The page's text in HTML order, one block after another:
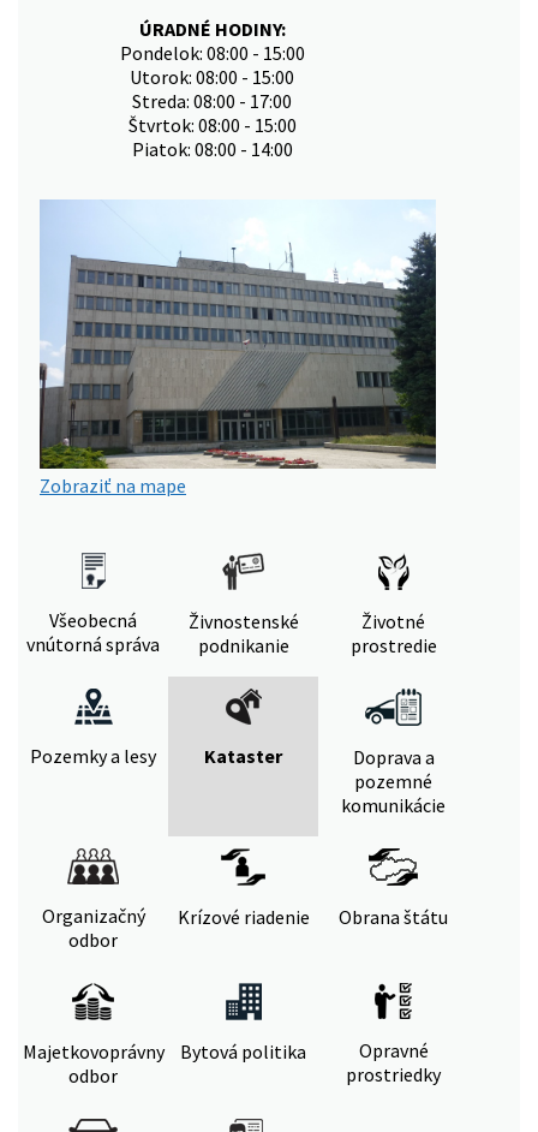
ÚRADNÉ HODINY:
Pondelok: 08:00 - 15:00
Utorok: 08:00 - 15:00
Streda: 08:00 - 17:00
Štvrtok: 08:00 - 15:00
Piatok: 08:00 - 14:00
Zobraziť na mape
Všeobecná
vnútorná správa
Živnostenské
podnikanie
Životné
prostredie
Pozemky a lesy Kataster
Doprava a
pozemné
komunikácie
Organizačný
odbor
Krízové riadenie Obrana štátu
Majetkovoprávny
odbor
Bytová politika
Opravné
prostriedky